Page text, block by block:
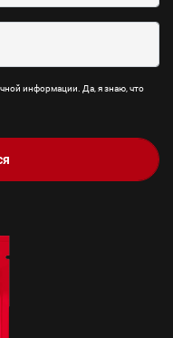
информации. Да, я знаю, что